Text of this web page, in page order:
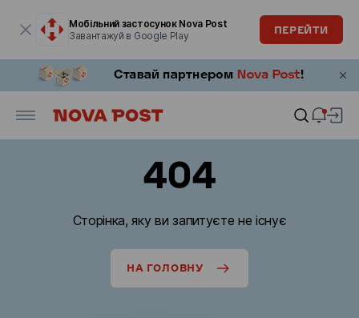
Мобільний застосунок Nova Post
Завантажуй в Google Play
ПЕРЕЙТИ
404
Сторінка, яку ви запитуєте не існує
НА ГОЛОВНУ